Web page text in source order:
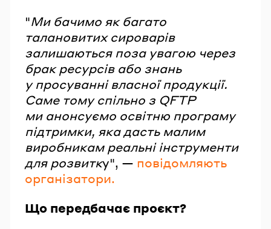
"Ми бачимо як багато
талановитих сироварів
залишаються поза увагою через
брак ресурсів або знань
у просуванні власної продукції.
Саме тому спільно з QFTP
ми анонсуємо освітню програму
підтримки, яка дасть малим
виробникам реальні інструменти
для розвитку", — повідомляють
організатори.
Що передбачає проєкт?